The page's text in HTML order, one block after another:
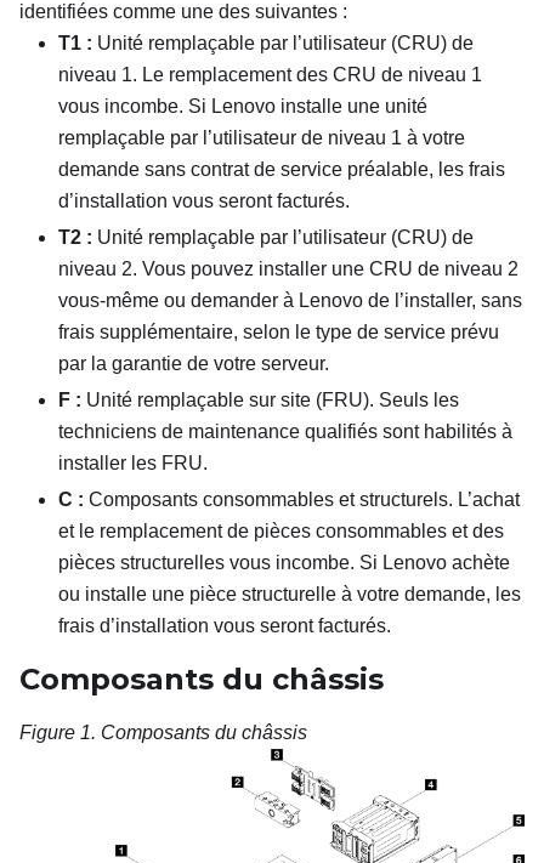
identifiées comme une des suivantes :
T1 : Unité remplaçable par l’utilisateur (CRU) de
niveau 1. Le remplacement des CRU de niveau 1
vous incombe. Si Lenovo installe une unité
remplaçable par l’utilisateur de niveau 1 à votre
demande sans contrat de service préalable, les frais
d’installation vous seront facturés.
T2 : Unité remplaçable par l’utilisateur (CRU) de
niveau 2. Vous pouvez installer une CRU de niveau 2
vous-même ou demander à Lenovo de l’installer, sans
frais supplémentaire, selon le type de service prévu
par la garantie de votre serveur.
F : Unité remplaçable sur site (FRU). Seuls les
techniciens de maintenance qualifiés sont habilités à
installer les FRU.
C : Composants consommables et structurels. L’achat
et le remplacement de pièces consommables et des
pièces structurelles vous incombe. Si Lenovo achète
ou installe une pièce structurelle à votre demande, les
frais d’installation vous seront facturés.
Composants du châssis
Figure 1. Composants du châssis